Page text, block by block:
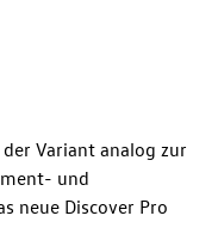
Variant analog zur
und
neue Discover Pro